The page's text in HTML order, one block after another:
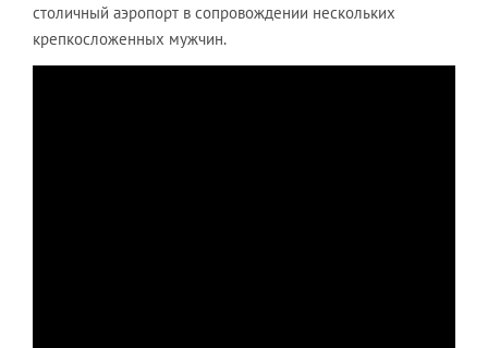
столичный аэропорт в сопровождении нескольких
крепкосложенных мужчин.